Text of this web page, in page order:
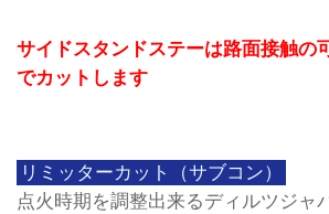
サイドスタンドステーは路面接触の
でカットします
リミッターカット（サブコン）
点火時期を調整出来るディルツジャ